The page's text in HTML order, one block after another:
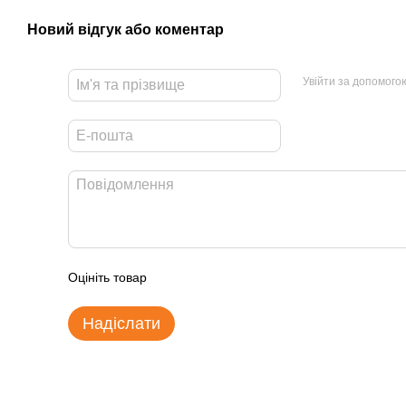
Новий відгук або коментар
Увійти за
Оцініть товар
Надіслати